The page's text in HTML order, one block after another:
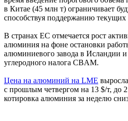
в Китае (45 млн т) ограничивает
способствуя поддержанию
В странах ЕС отмечается рост
алюминия на фоне остановки
алюминиевого завода в Исландии и
углеродного налога CBAM.
Цена на алюминий на LME
с прошлым четвергом на 13 $/т, до
котировка алюминия за неделю